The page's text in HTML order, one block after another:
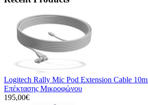
Logitech Rally Mic Pod Extension Cable
Επέκτασης Μικροφώνου
195,00€